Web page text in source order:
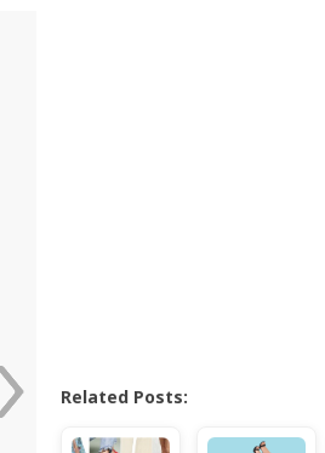
Related Posts: